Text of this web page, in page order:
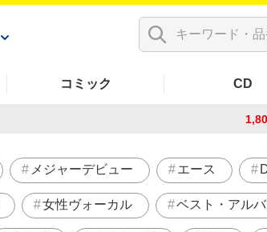
コミック CD
メジャーデビュー エース
女性ヴォーカル ベスト・アル